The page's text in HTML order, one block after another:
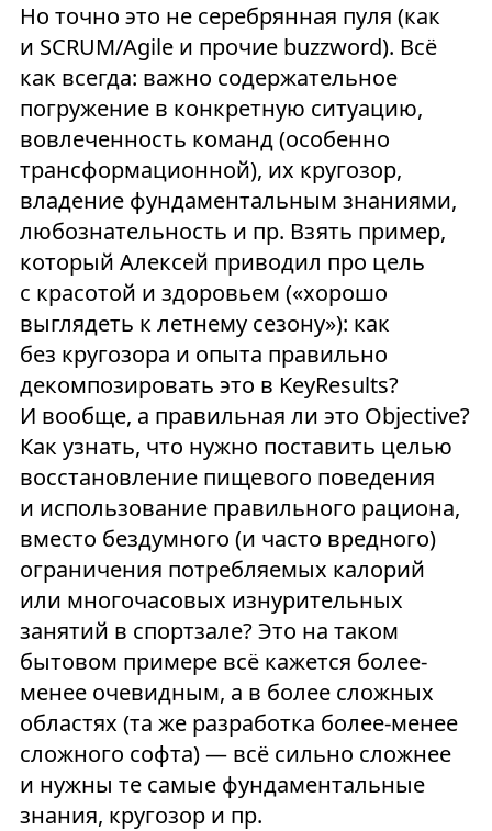
Но точно это не серебрянная пуля (как
и SCRUM/Agile и прочие buzzword). Всё
как всегда: важно содержательное
погружение в конкретную ситуацию,
вовлеченность команд (особенно
трансформационной), их кругозор,
владение фундаментальным знаниями,
любознательность и пр. Взять пример,
который Алексей приводил про цель
с красотой и здоровьем («хорошо
выглядеть к летнему сезону»): как
без кругозора и опыта правильно
декомпозировать это в KeyResults?
И вообще, а правильная ли это Objective?
Как узнать, что нужно поставить целью
восстановление пищевого поведения
и использование правильного рациона,
вместо бездумного (и часто вредного)
ограничения потребляемых калорий
или многочасовых изнурительных
занятий в спортзале? Это на таком
бытовом примере всё кажется более-
менее очевидным, а в более сложных
областях (та же разработка более-менее
сложного софта) — всё сильно сложнее
и нужны те самые фундаментальные
знания, кругозор и пр.